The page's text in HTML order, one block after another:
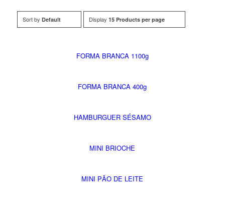
Sort by Default Display 15 Products per page
FORMA BRANCA 1100g
FORMA BRANCA 400g
HAMBURGUER SÉSAMO
MINI BRIOCHE
MINI PÃO DE LEITE